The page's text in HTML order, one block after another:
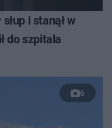
i stanął w
do szpitala
6